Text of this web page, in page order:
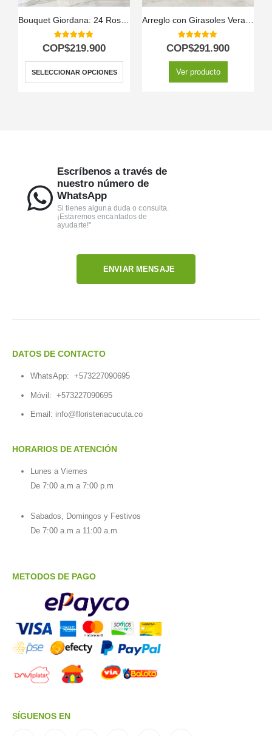
Bouquet Giordana: 24 Rosas para una Ocasión Especial 🌹
5.00out of 5
COP$219.900
SELECCIONAR OPCIONES
Arreglo con Girasoles Verano
5.00out of 5
COP$291.900
Ver producto
Escríbenos a través de
nuestro número de
WhatsApp
Si tienes alguna duda o consulta.
¡Estaremos encantados de
ayudarte!"
ENVIAR MENSAJE
DATOS DE CONTACTO
WhatsApp: +573227090695
Móvil: +573227090695
Email: info@floristeriacucuta.co
HORARIOS DE ATENCIÓN
Lunes a Viernes
De 7:00 a.m a 7:00 p.m
Sabados, Domingos y Festivos
De 7:00 a.m a 11:00 a.m
METODOS DE PAGO
SÍGUENOS EN